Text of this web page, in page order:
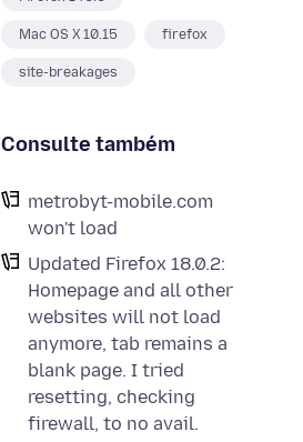
Mac OS X 10.15 firefox
site-breakages
Consulte também
metrobyt-mobile.com
won't load
Updated Firefox 18.0.2:
Homepage and all other
websites will not load
anymore, tab remains a
blank page. I tried
resetting, checking
firewall, to no avail.